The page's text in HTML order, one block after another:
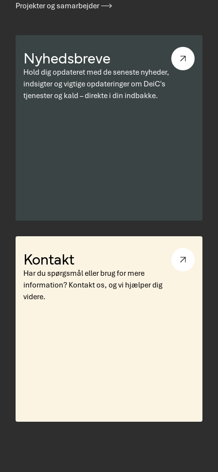
Projekter og samarbejder
Nyhedsbreve
Hold dig opdateret med de seneste nyheder,
indsigter og vigtige opdateringer om DeiC's
tjenester og kald – direkte i din indbakke.
Kontakt
Har du spørgsmål eller brug for mere
information? Kontakt os, og vi hjælper dig
videre.